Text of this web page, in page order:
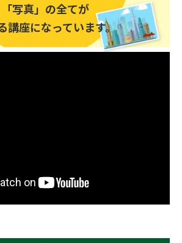
「写真」の全てが
講座になっています。